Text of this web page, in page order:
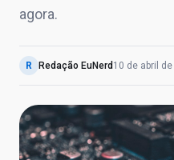
agora.
R Redação EuNerd 10 de abril